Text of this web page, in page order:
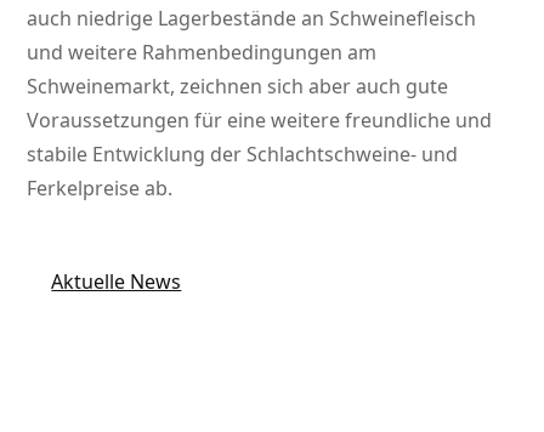
auch niedrige Lagerbestände an Schweinefleisch
und weitere Rahmenbedingungen am
Schweinemarkt, zeichnen sich aber auch gute
Voraussetzungen für eine weitere freundliche und
stabile Entwicklung der Schlachtschweine- und
Ferkelpreise ab.
Aktuelle News